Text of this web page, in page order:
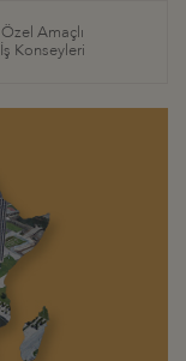
Özel Amaçlı
İş Konseyleri